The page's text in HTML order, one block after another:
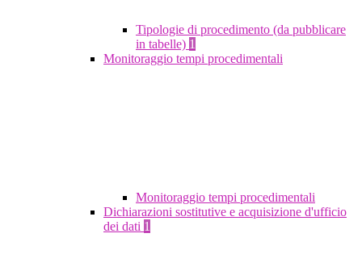
Tipologie di procedimento (da pubblicare
in tabelle) 1
Monitoraggio tempi procedimentali
Monitoraggio tempi procedimentali
Dichiarazioni sostitutive e acquisizione d'ufficio
dei dati 1